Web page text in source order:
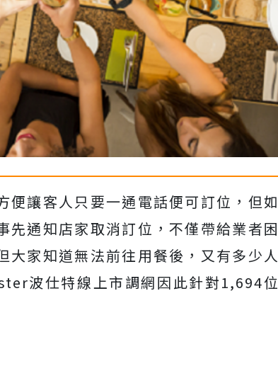
便讓客人只要一通電話便可訂位，但如
先通知店家取消訂位，不僅帶給業者困
大家知道無法前往用餐後，又有多少人
波仕特線上市調網因此針對1,694位